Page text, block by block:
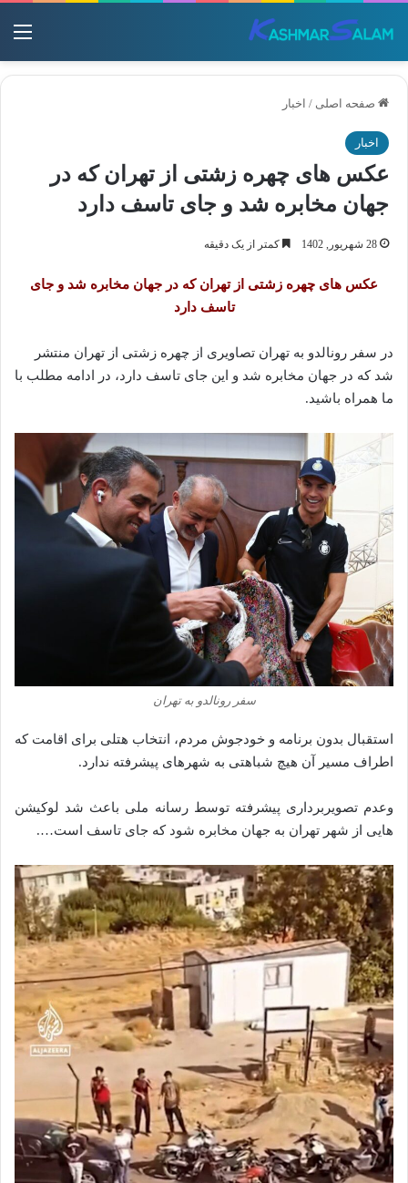
صفحه اصلی / اخبار
اخبار
عکس های چهره زشتی از تهران که در
جهان مخابره شد و جای تاسف دارد
28 شهریور, 1402 کمتر از یک دقیقه
عکس های چهره زشتی از تهران که در جهان مخابره شد و جای
تاسف دارد
در سفر رونالدو به تهران تصاویری از چهره زشتی از تهران منتشر
شد که در جهان مخابره شد و این جای تاسف دارد، در ادامه مطلب با
ما همراه باشید.
سفر رونالدو به تهران
استقبال بدون برنامه و خودجوش مردم، انتخاب هتلی برای اقامت که
اطراف مسیر آن هیچ شباهتی به شهرهای پیشرفته ندارد.
وعدم تصویربرداری پیشرفته توسط رسانه ملی باعث شد لوکیشن
هایی از شهر تهران به جهان مخابره شود که جای تاسف است….